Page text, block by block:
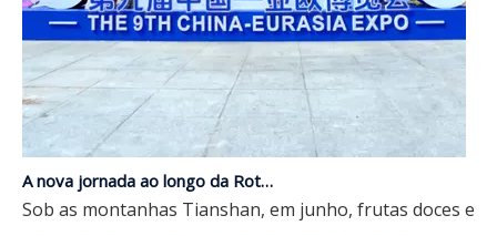
Sob as montanhas Tianshan, em junho, frutas doces